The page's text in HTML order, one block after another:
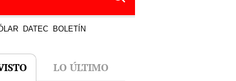
DATEC BOLETÍN
LO ÚLTIMO